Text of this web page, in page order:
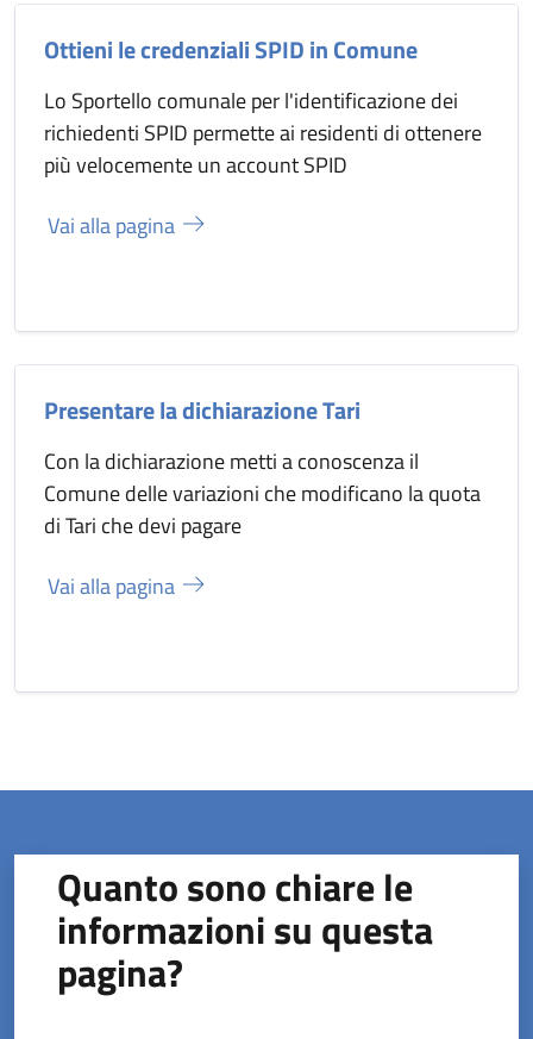
Ottieni le credenziali SPID in Comune
Lo Sportello comunale per l'identificazione dei
richiedenti SPID permette ai residenti di ottenere
più velocemente un account SPID
Vai alla pagina
Presentare la dichiarazione Tari
Con la dichiarazione metti a conoscenza il
Comune delle variazioni che modificano la quota
di Tari che devi pagare
Vai alla pagina
Quanto sono chiare le
informazioni su questa
pagina?